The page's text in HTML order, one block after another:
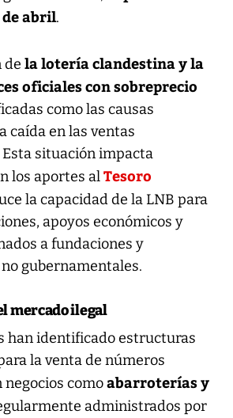
de abril.
de la lotería clandestina y la
oficiales con sobreprecio
como las causas
caída en las ventas
situación impacta
los aportes alTesoro
la capacidad de la LNB para
apoyos económicos y
a fundaciones y
gubernamentales.
mercado ilegal
han identificado estructuras
la venta de números
comoabarroterías y
administrados por